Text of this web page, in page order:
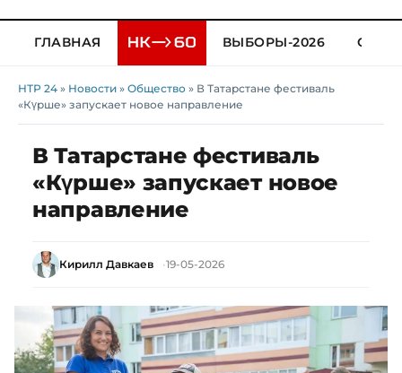
ГЛАВНАЯ ВЫБОРЫ-2026
НТР 24 » Новости » Общество » В Татарстане фестиваль
«Күрше» запускает новое направление
В Татарстане фестиваль
«Күрше» запускает новое
направление
Кирилл Давкаев 19-05-2026